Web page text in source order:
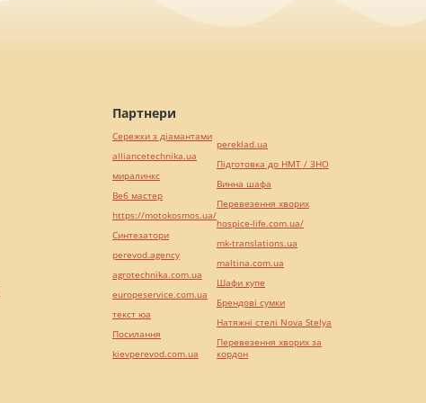
Партнери
Сережки з діамантами
alliancetechnika.ua
миралинкс
Веб мастер
https://motokosmos.ua/
Синтезатори
perevod.agency
agrotechnika.com.ua
europeservice.com.ua
текст юа
Посилання
kievperevod.com.ua
pereklad.ua
Підготовка до НМТ / ЗНО
Винна шафа
Перевезення хворих
hospice-life.com.ua/
mk-translations.ua
maltina.com.ua
Шафи купе
Брендові сумки
Натяжні стелі Nova Stelya
Перевезення хворих за
кордон